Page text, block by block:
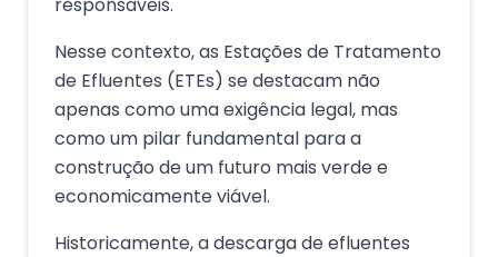
Nesse contexto, as Estações de Tratamento
de Efluentes (ETEs) se destacam não
apenas como uma exigência legal, mas
como um pilar fundamental para a
construção de um futuro mais verde e
economicamente viável.
Historicamente, a descarga de efluentes